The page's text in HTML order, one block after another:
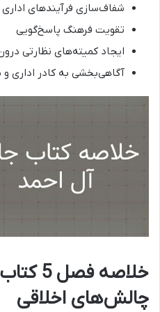
شفاف‌سازی فرآیندهای اداری
تقویت فرهنگ پاسخ‌گویی
ایجاد کمیته‌های نظارتی
آگاهی‌بخشی به کادر اداری و
خلاصه
چالش‌های اخلاقی